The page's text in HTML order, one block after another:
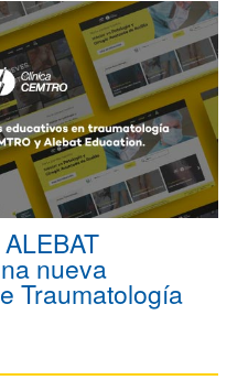
nueva
Traumatología